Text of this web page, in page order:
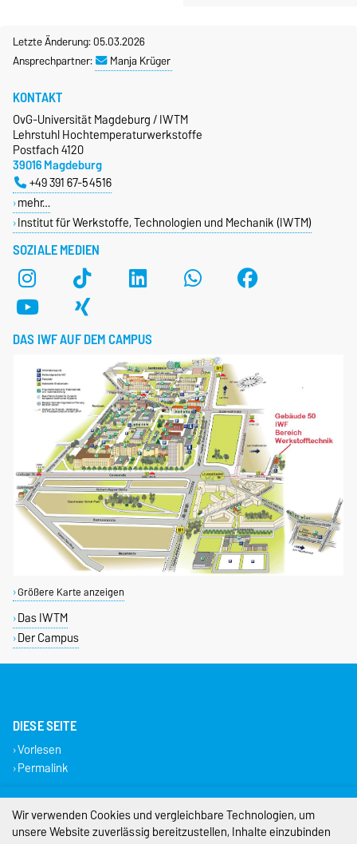
Letzte Änderung: 05.03.2026
Ansprechpartner:
Manja Krüger
SOZIALE MEDIEN
KONTAKT
OvG-Universität Magdeburg / IWTM
Lehrstuhl Hochtemperaturwerkstoffe
Postfach 4120
39016 Magdeburg
+49 391 67-54516
mehr…
Institut für Werkstoffe, Technologien und Mechanik (IWTM)
DAS IWF AUF DEM CAMPUS
Größere Karte anzeigen
Das IWTM
Der Campus
DIESE SEITE
Vorlesen
Permalink
Impressum
Datenschutz
Wir verwenden Cookies und vergleichbare Technologien, um
unsere Website zuverlässig bereitzustellen, Inhalte einzubinden